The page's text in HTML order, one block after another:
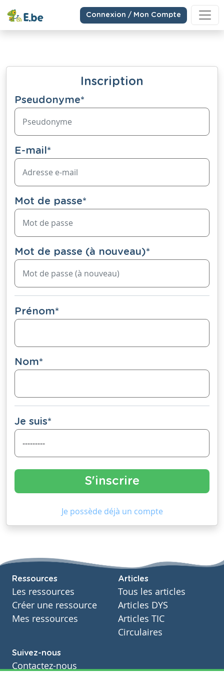
Connexion / Mon Compte
Inscription
Pseudonyme*
E-mail*
Mot de passe*
Mot de passe (à nouveau)*
Prénom*
Nom*
Je suis*
Je possède déjà un compte
Ressources
Les ressources
Créer une ressource
Mes ressources
Articles
Tous les articles
Articles DYS
Articles TIC
Circulaires
Suivez-nous
Contactez-nous